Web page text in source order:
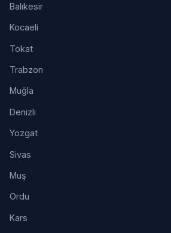
Balıkesir
Kocaeli
Tokat
Trabzon
Muğla
Denizli
Yozgat
Sivas
Muş
Ordu
Kars